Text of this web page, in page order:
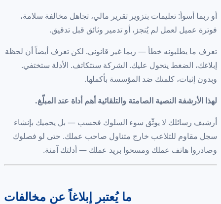
أو ربما أسوأ: تعليمات بتزوير تقرير مالي، تجاهل مخالفة سلامة،
فوترة عميل لعمل لم يُنجز، أو تدمير وثائق قبل تدقيق.
تعرف ما يطلبونه خطأ — ربما غير قانوني. لكن تعرف أيضاً أن لحظة
إبلاغك، الضغط يتحول عليك. الشركة ستتكاتف. الأدلة ستختفي.
وبدون إثبات، كلمتك ضد المؤسسة بأكملها.
لهذا الأرشفة النصية الصامتة والتلقائية أهم أداة عند المبلّغ.
أرشيف رسائلك لا يوثّق سوء السلوك فحسب — بل يحميك بإنشاء
سجل مقاوم للتلاعب خارج متناول صاحب عملك. حتى لو فصلوك
وصادروا هاتف عملك ومسحوا بريد عملك — أدلتك آمنة.
ما يُعتبر إبلاغاً عن مخالفات